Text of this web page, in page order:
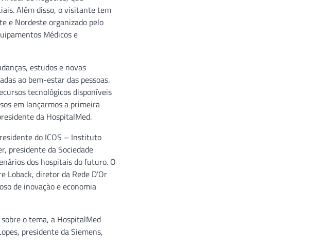
Além disso, o visitante tem
e Nordeste organizado pelo
Médicos e
estudos e novas
ao bem-estar das pessoas.
tecnológicos disponíveis
em lançarmos a primeira
da HospitalMed.
do ICOS – Instituto
presidente da Sociedade
dos hospitais do futuro. O
Loback, diretor da Rede D’Or
de inovação e economia
o tema, a HospitalMed
presidente da Siemens,